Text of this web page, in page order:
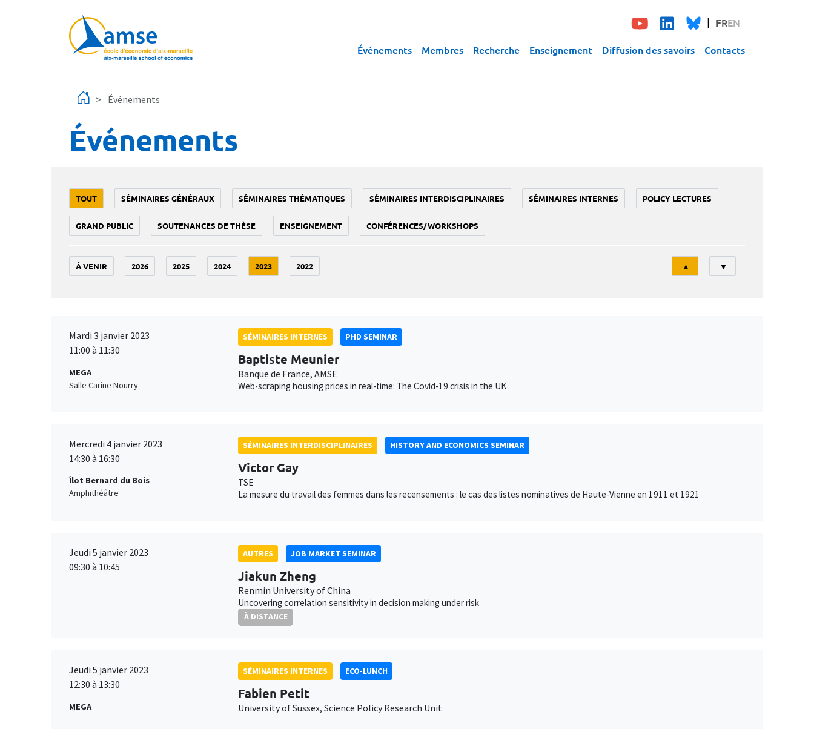
FREN
Événements Membres Recherche Enseignement Diffusion des savoirs Contacts
Événements
Événements
TOUT SÉMINAIRES GÉNÉRAUX SÉMINAIRES THÉMATIQUES SÉMINAIRES INTERDISCIPLINAIRES SÉMINAIRES INTERNES POLICY LECTURES
GRAND PUBLIC SOUTENANCES DE THÈSE ENSEIGNEMENT CONFÉRENCES/WORKSHOPS
À VENIR 2026 2025 2024 2023 2022
Tri
▲ ▼
Mardi 3 janvier 2023
11:00 à 11:30
MEGA
Salle Carine Nourry
SÉMINAIRES INTERNES PHD SEMINAR
Baptiste Meunier
Banque de France, AMSE
Web-scraping housing prices in real-time: The Covid-19 crisis in the UK
Mercredi 4 janvier 2023
14:30 à 16:30
Îlot Bernard du Bois
Amphithéâtre
SÉMINAIRES INTERDISCIPLINAIRES HISTORY AND ECONOMICS SEMINAR
Victor Gay
TSE
La mesure du travail des femmes dans les recensements : le cas des listes nominatives de Haute-Vienne en 1911 et 1921
Jeudi 5 janvier 2023
09:30 à 10:45
AUTRES JOB MARKET SEMINAR
Jiakun Zheng
Renmin University of China
Uncovering correlation sensitivity in decision making under risk
À DISTANCE
Jeudi 5 janvier 2023
12:30 à 13:30
MEGA
SÉMINAIRES INTERNES ECO-LUNCH
Fabien Petit
University of Sussex, Science Policy Research Unit